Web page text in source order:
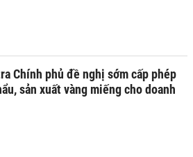
Chính phủ đề nghị sớm cấp phép
sản xuất vàng miếng cho doanh